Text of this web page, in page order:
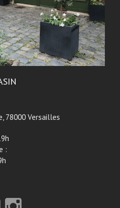
78000 Versailles
: